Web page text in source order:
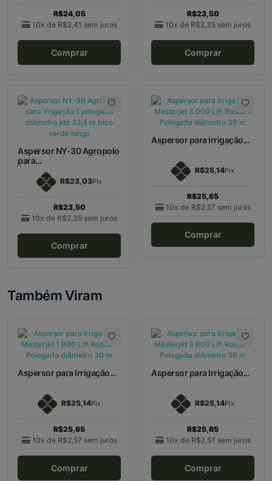
R$24,05
10x de R$2,41 sem juros
Comprar
R$23,50
10x de R$2,35 sem juros
Comprar
Aspersor NY-30 Agropolo
para...
R$23,03Pix
R$23,50
10x de R$2,35 sem juros
Comprar
Aspersor para Irrigação...
R$25,14Pix
R$25,65
10x de R$2,57 sem juros
Comprar
Também Viram
Aspersor para Irrigação...
R$25,14Pix
R$25,65
10x de R$2,57 sem juros
Comprar
Aspersor para Irrigação...
R$25,14Pix
R$25,65
10x de R$2,57 sem juros
Comprar